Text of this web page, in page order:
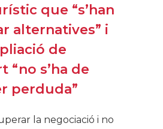
que “s’han
alternatives” i
de
“no s’ha de
perduda”
la negociació i no